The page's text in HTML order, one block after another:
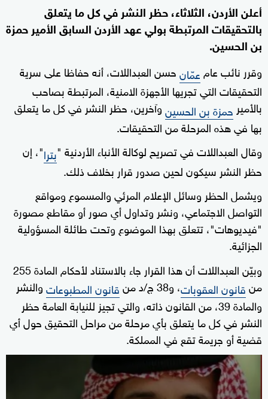
أعلن الأردن، الثلاثاء، حظر النشر في كل ما يتعلق
بالتحقيقات المرتبطة بولي عهد الأردن السابق الأمير حمزة
بن الحسين.
وقرر نائب عام عمّانحسن العبداللات، أنه حفاظا على سرية
التحقيقات التي تجريها الأجهزة الامنية، المرتبطة بصاحب
بالأمير حمزة بن الحسينوآخرين، حظر النشر في كل ما يتعلق
بها في هذه المرحلة من التحقيقات.
وقال العبداللات في تصريح لوكالة الأنباء الأردنية "بترا"، إن
حظر النشر سيكون لحين صدور قرار بخلاف ذلك.
ويشمل الحظر وسائل الإعلام المرئي والمسموع ومواقع
التواصل الاجتماعي، ونشر وتداول أي صور أو مقاطع مصورة
"فيديوهات"، تتعلق بهذا الموضوع وتحت طائلة المسؤولية
الجزائية.
وبيّن العبداللات أن هذا القرار جاء بالاستناد لأحكام المادة 255
منقانون العقوبات، و38 ج/د من قانون المطبوعاتوالنشر
والمادة 39، من القانون ذاته، والتي تجيز للنيابة العامة حظر
النشر في كل ما يتعلق بأي مرحلة من مراحل التحقيق حول أي
قضية أو جريمة تقع في المملكة.